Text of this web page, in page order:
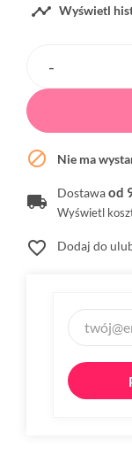
 Wyświetl
 Nie ma
Dostawaod
Wyświetl
favorite_border Dodaj do